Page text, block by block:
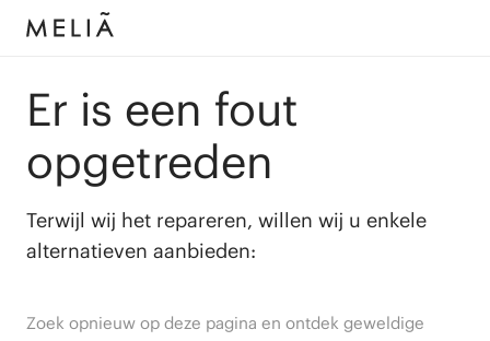
Er is een fout
opgetreden
Terwijl wij het repareren, willen wij u enkele
alternatieven aanbieden:
Zoek opnieuw op deze pagina en ontdek geweldige